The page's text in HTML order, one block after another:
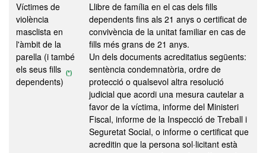
Víctimes de
violència
masclista en
l'àmbit de la
parella (i també
els seus fills
dependents)
(*)
Llibre de família en el cas dels fills
dependents fins als 21 anys o certificat de
convivència de la unitat familiar en cas de
fills més grans de 21 anys.
Un dels documents acreditatius següents:
sentència condemnatòria, ordre de
protecció o qualsevol altra resolució
judicial que acordi una mesura cautelar a
favor de la víctima, informe del Ministeri
Fiscal, informe de la Inspecció de Treball i
Seguretat Social, o informe o certificat que
acreditin que la persona sol·licitant està